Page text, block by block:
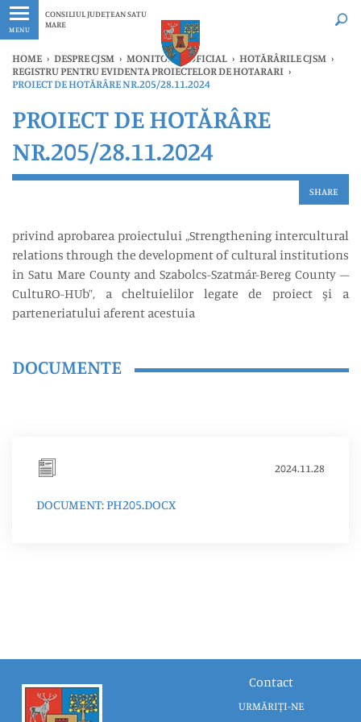
MENU
CONSILIUL JUDEȚEAN SATU
MARE
Ultimele
HOME › DESPRE CJSM › MONITORUL OFICIAL › HOTĂRÂRILE CJSM ›
REGISTRU PENTRU EVIDENTA PROIECTELOR DE HOTARARI ›
PROIECT DE HOTĂRÂRE NR.205/28.11.2024
PROIECT DE HOTĂRÂRE
NR.205/28.11.2024
SHARE
privind aprobarea proiectului „Strengthening intercultural
relations through the development of cultural institutions
in Satu Mare County and Szabolcs-Szatmár-Bereg County –
CultuRO-HUb”, a cheltuielilor legate de proiect şi a
parteneriatului aferent acestuia
DOCUMENTE
2024.11.28
DOCUMENT: PH205.DOCX
Contact
URMĂRIȚI-NE